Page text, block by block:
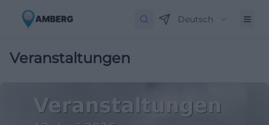
Deutsch
Veranstaltungen